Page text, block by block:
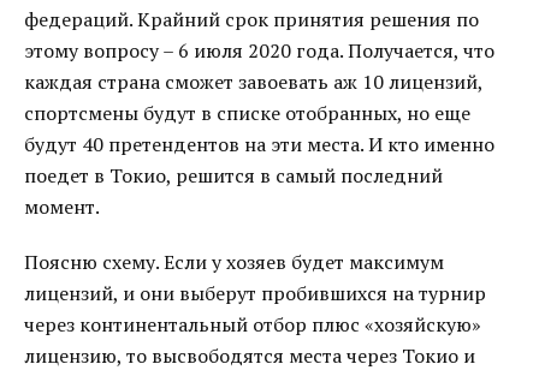
федераций. Крайний срок принятия решения по
этому вопросу – 6 июля 2020 года. Получается, что
каждая страна сможет завоевать аж 10 лицензий,
спортсмены будут в списке отобранных, но еще
будут 40 претендентов на эти места. И кто именно
поедет в Токио, решится в самый последний
момент.
Поясню схему. Если у хозяев будет максимум
лицензий, и они выберут пробившихся на турнир
через континентальный отбор плюс «хозяйскую»
лицензию, то высвободятся места через Токио и